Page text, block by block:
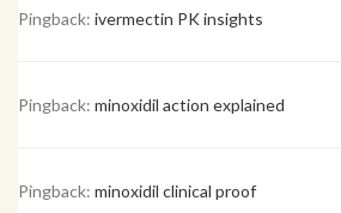
Pingback: ivermectin PK insights
Pingback: minoxidil action explained
Pingback: minoxidil clinical proof